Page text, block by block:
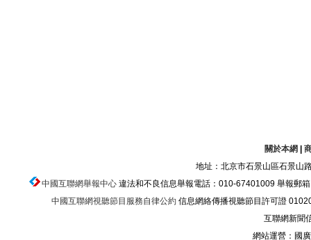
關於本網|
地址：北京市石景山區石景山
中國互聯網舉報中心違法和不良信息舉報電話：010-67401009 舉報郵
中國互聯網視聽節目服務自律公約信息網絡傳播視聽節目許可證
互聯網新聞
網站運營：國